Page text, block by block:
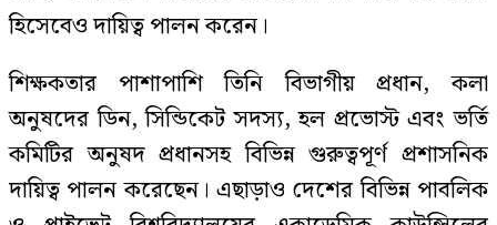
হিসেবেও দায়িত্ব পালন করেন।
শিক্ষকতার পাশাপাশি তিনি বিভাগীয় প্রধান, কলা
অনুষদের ডিন, সিন্ডিকেট সদস্য, হল প্রভোস্ট এবং ভর্তি
কমিটির অনুষদ প্রধানসহ বিভিন্ন গুরুত্বপূর্ণ প্রশাসনিক
দায়িত্ব পালন করেছেন। এছাড়াও দেশের বিভিন্ন পাবলিক